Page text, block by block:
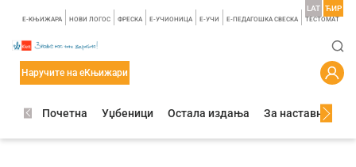
E-КЊИЖАРА НОВИ ЛОГОС ФРЕСКА E-УЧИОНИЦА E-УЧИ Е-ПЕДАГОШКА СВЕСКА TЕСТОМАТ
LAT ЋИР
Наручите на еКњижари
Почетна Уџбеници Остала издања За наставнике